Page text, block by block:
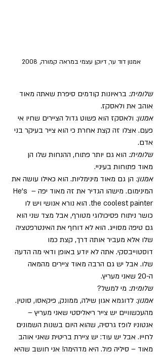
אמנון דוד ער, דיוקן עצמי במראה קמורה, 2008
שלומית: בראיונות קודמים סיפרת שאתה מאוד
אוהב את ולאסקז.
אמנון: ולאסקז הוא פשוט גדול הציירים שחיו אי
פעם. אצלו זה קצת אחרת כי הוא צייר בעיקר בני
אדם.
שלומית: הוא גם יותר פתוח, ההנחות שלו הן
מאוד פתוחות בעיניי.
אמנון: הן גם מאוד מינימליות. הוא כאילו עושה את
המינימום. מישהו הגדיר את זה מאוד יפה – He’s
the coolest painter. הוא נורא אנושי ויש לו
כושר ניתוח פסיכולוגי מטורף, אבל מצד שני הוא
גם טיפה מסוייג. הוא לא דוחף את האינטרפטציה
שלו אלא מעביר אותה דרך, קצת כמו
דוסטוייבסקי. אתה לא יודע באופן ודאי מה הדעה
שלו. אבל יש גם הרבה מאוד ציירים מהמאה
ה-20 שאני מעריץ.
שלומית: מי למשל?
אמנון: לדוגמא אגון שילה, ממונק, פיקאסו, סוטין.
מהעכשוויים יש צייר ריאליסטי שאני מעריץ –
אנטוניו לופז גרסיה, שהוא היום בשנות השמונים
לחייו. אבל יש עוד: יש ציירת בריטית שאני אוהב
מאוד – סיליה פול. היא מדהימה! אני חושב שהיא